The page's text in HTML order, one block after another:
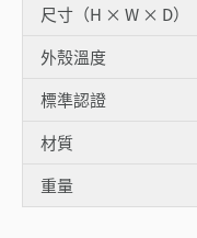
尺寸（H × W × D）
外殼溫度
標準認證
材質
重量